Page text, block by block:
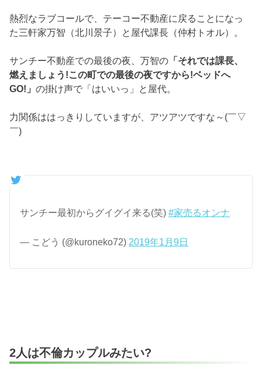
熱烈なラブコールで、テーコー不動産に戻ることになっ
た三軒家万智（北川景子）と屋代課長（仲村トオル）。
サンチー不動産での最後の夜、万智の 「それでは課長、
燃えましょう!この町での最後の夜ですから!ベッドへ
GO!」の掛け声で「はいいっ」と屋代。
力関係ははっきりしていますが、アツアツですな～(￣▽
￣)
サンチー最初からグイグイ来る(笑)#家売るオンナ
— こどう (@kuroneko72) 2019年1月9日
2人は不倫カップルみたい?